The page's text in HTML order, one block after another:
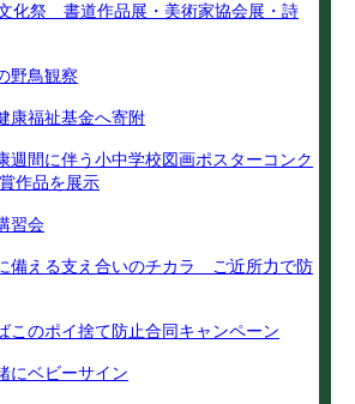
化祭 書道作品展・美術家協会展・詩
野鳥観察
康福祉基金へ寄附
週間に伴う小中学校図画ポスターコンク
作品を展示
習会
備える支え合いのチカラ ご近所力で防
このポイ捨て防止合同キャンペーン
にベビーサイン